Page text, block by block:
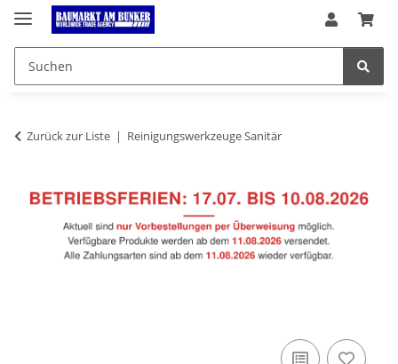
Zurück zur Liste Reinigungswerkzeuge Sanitär